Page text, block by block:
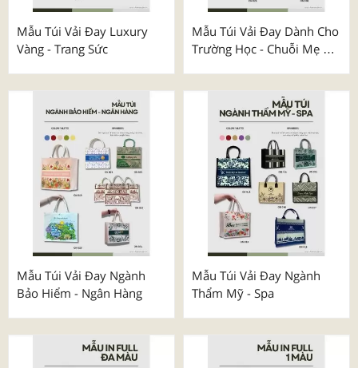
Mẫu Túi Vải Đay Luxury
Vàng - Trang Sức
Mẫu Túi Vải Đay Dành Cho
Trường Học - Chuỗi Mẹ &
Mẫu Túi Vải Đay Ngành
Bảo Hiểm - Ngân Hàng
Mẫu Túi Vải Đay Ngành
Thẩm Mỹ - Spa